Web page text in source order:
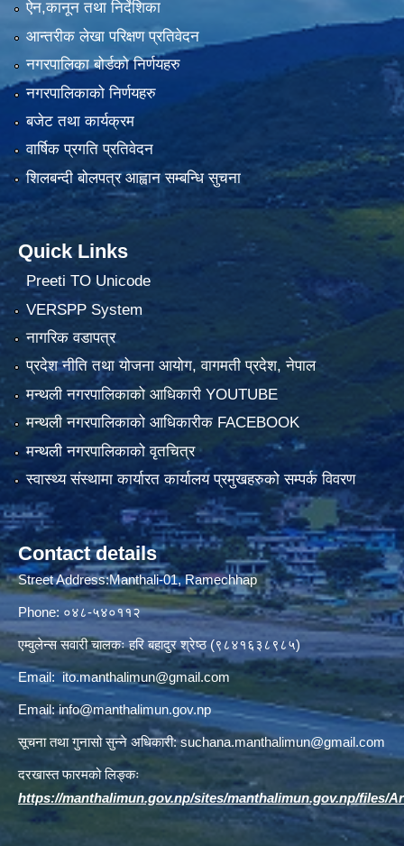
ऐन,कानून तथा निर्देशिका
आन्तरीक लेखा परिक्षण प्रतिवेदन
नगरपालिका बोर्डको निर्णयहरु
नगरपालिकाको निर्णयहरु
बजेट तथा कार्यक्रम
वार्षिक प्रगति प्रतिवेदन
शिलबन्दी बोलपत्र आह्वान सम्बन्धि सुचना
Quick Links
Preeti TO Unicode
VERSPP System
नागरिक वडापत्र
प्रदेश नीति तथा योजना आयोग, वागमती प्रदेश, नेपाल
मन्थली नगरपालिकाको आधिकारी YOUTUBE
मन्थली नगरपालिकाको आधिकारीक FACEBOOK
मन्थली नगरपालिकाको वृतचित्र
स्वास्थ्य संस्थामा कार्यारत कार्यालय प्रमुखहरुको सम्पर्क विवरण
Contact details
Street Address:Manthali-01, Ramechhap
Phone: ०४८-५४०११२
एम्वुलेन्स सवारी चालकः हरि बहादुर श्रेष्ठ (९८४१६३८९८५)
Email:ito.manthalimun@gmail.com
Email:info@manthalimun.gov.np
सूचना तथा गुनासो सुन्ने अधिकारी:suchana.manthalimun@gmail.com
दरखास्त फारमको लिङ्कः
https://manthalimun.gov.np/sites/manthalimun.gov.np/files/